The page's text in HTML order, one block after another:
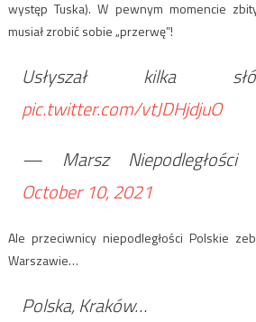
występ Tuska). W pewnym momencie
musiał zrobić sobie „przerwę”!
Usłyszał kilka
pic.twitter.com/vtJDHjdjuO
— Marsz Niepodległości
October 10, 2021
Ale przeciwnicy niepodległości Polskie
Warszawie…
Polska, Kraków…